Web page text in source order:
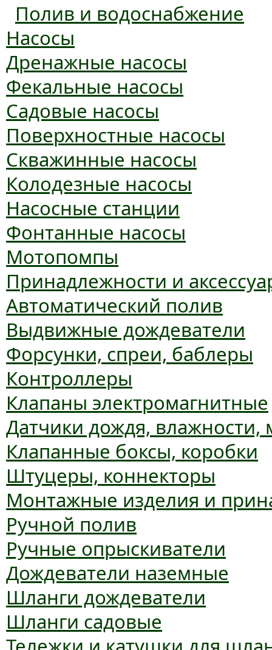
Полив и водоснабжение
Насосы
Дренажные насосы
Фекальные насосы
Садовые насосы
Поверхностные насосы
Скважинные насосы
Колодезные насосы
Насосные станции
Фонтанные насосы
Мотопомпы
Принадлежности и
Автоматический полив
Выдвижные дождеватели
Форсунки, спреи, баблеры
Контроллеры
Клапаны электромагнитные
Датчики дождя, влажности,
Клапанные боксы, коробки
Штуцеры, коннекторы
Монтажные изделия и
Ручной полив
Ручные опрыскиватели
Дождеватели наземные
Шланги дождеватели
Шланги садовые